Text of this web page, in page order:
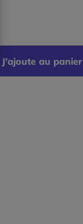
J'ajoute au panier